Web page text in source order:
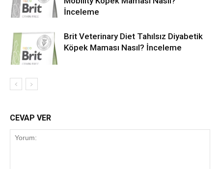
İnceleme
Brit Veterinary Diet Tahılsız Diyabetik
Köpek Maması Nasıl? İnceleme
CEVAP VER